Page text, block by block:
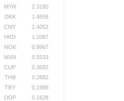
MYR
2.3180
DKK
1.4658
CNY
1.4052
HKD
1.2087
NOK
0.9967
MXN
0.5533
CUP
0.3682
THB
0.2882
TRY
0.1988
DOP
0.1628